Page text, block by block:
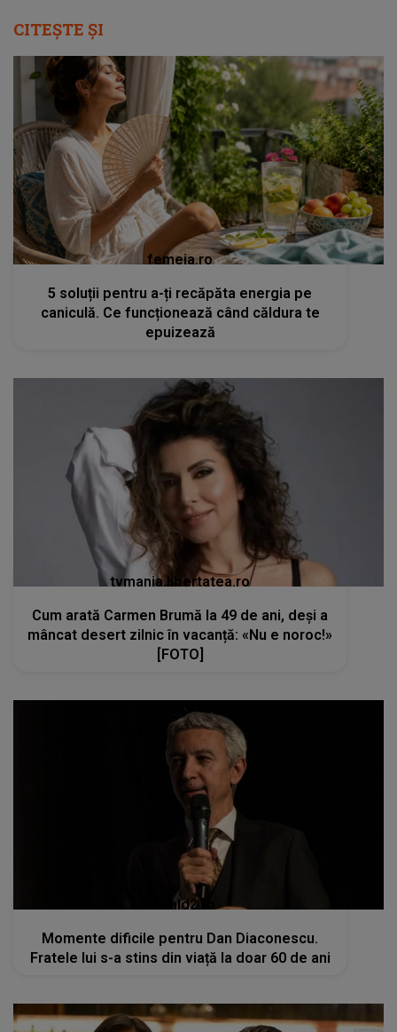
CITEȘTE ȘI
femeia.ro
5 soluții pentru a-ți recăpăta energia pe
caniculă. Ce funcționează când căldura te
epuizează
tvmania.libertatea.ro
Cum arată Carmen Brumă la 49 de ani, deși a
mâncat desert zilnic în vacanță: «Nu e noroc!»
[FOTO]
kanald2.ro
Momente dificile pentru Dan Diaconescu.
Fratele lui s-a stins din viață la doar 60 de ani